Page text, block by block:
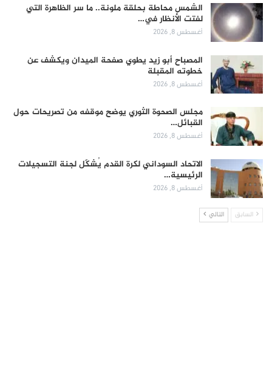
الشمس محاطة بحلقة ملونة.. ما سر الظاهرة التي
لفتت الأنظار في…
أغسطس 8, 2026
المصباح أبو زيد يطوي صفحة الميدان ويكشف عن
خطوته المقبلة
أغسطس 8, 2026
مجلس الصحوة الثوري يوضح موقفه من تصريحات حول
القبائل…
أغسطس 8, 2026
الاتحاد السوداني لكرة القدم يُشكّل لجنة التسجيلات
الرئيسية…
أغسطس 8, 2026
السابق التالي